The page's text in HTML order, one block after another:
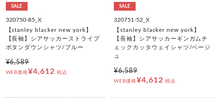
SALE
320750-85_X
【stanley blacker new york】
【長袖】シアサッカーストライプ
ボタンダウンシャツ/ブルー
¥6,589
WEB価格¥4,612 税込
SALE
320751-52_X
【stanley blacker new york】
【長袖】シアサッカーギンガムチ
ェックカッタウェイシャツ/ベージ
ュ
¥6,589
WEB価格¥4,612 税込